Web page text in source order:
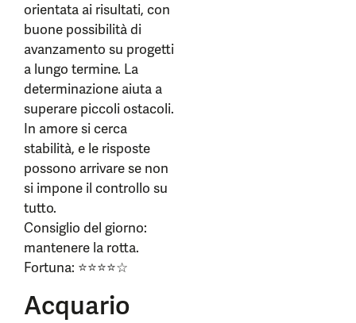
orientata ai risultati, con
buone possibilità di
avanzamento su progetti
a lungo termine. La
determinazione aiuta a
superare piccoli ostacoli.
In amore si cerca
stabilità, e le risposte
possono arrivare se non
si impone il controllo su
tutto.
Consiglio del giorno:
mantenere la rotta.
Fortuna: ⭐⭐⭐⭐☆
Acquario